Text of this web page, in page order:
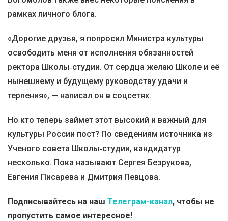
рамках личного блога.
«Дорогие друзья, я попросил Министра культуры
освободить меня от исполнения обязанностей
ректора Школы‑студии. От сердца желаю Школе и её
нынешнему и будущему руководству удачи и
терпения», — написал он в соцсетях.
Но кто теперь займет этот высокий и важный для
культуры России пост? По сведениям источника из
Ученого совета Школы‑студии, кандидатур
несколько. Пока называют Сергея Безрукова,
Евгения Писарева и Дмитрия Певцова.
Подписывайтесь на наш Телеграм-канал, чтобы не
пропустить самое интересное!